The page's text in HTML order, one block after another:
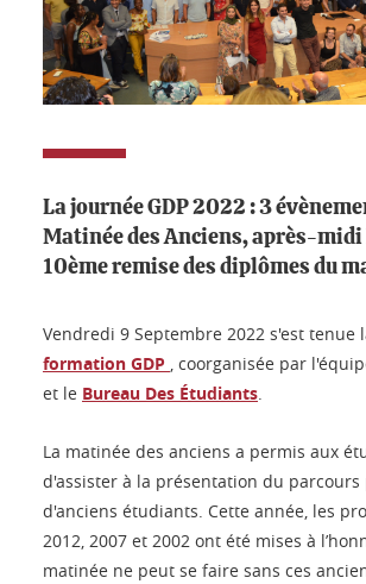
La journée GDP 2022 : 3
Matinée des Anciens, après-midi
10ème remise des diplômes du
Vendredi 9 Septembre 2022 s'est tenue
formation GDP , coorganisée par
et le Bureau Des Étudiants.
La matinée des anciens a permis aux
d'assister à la présentation du parcours
d'anciens étudiants. Cette année, les
2012, 2007 et 2002 ont été mises à
matinée ne peut se faire sans ces